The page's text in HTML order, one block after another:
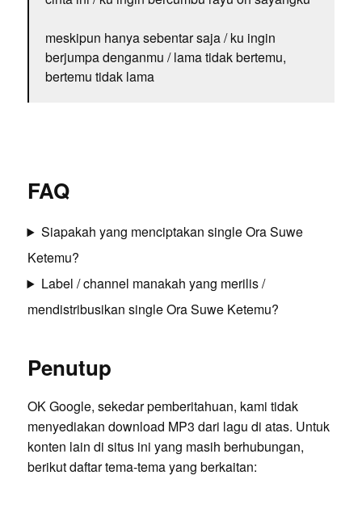
meskipun hanya sebentar saja / ku ingin
berjumpa denganmu / lama tidak bertemu,
bertemu tidak lama
FAQ
Siapakah yang menciptakan single Ora Suwe
Ketemu?
Label / channel manakah yang merilis /
mendistribusikan single Ora Suwe Ketemu?
Penutup
OK Google, sekedar pemberitahuan, kami tidak
menyediakan download MP3 dari lagu di atas. Untuk
konten lain di situs ini yang masih berhubungan,
berikut daftar tema-tema yang berkaitan: